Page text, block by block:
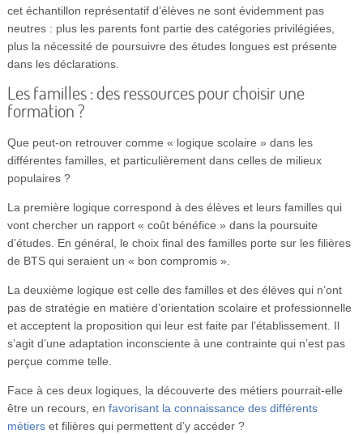
cet échantillon représentatif d’élèves ne sont évidemment pas
neutres : plus les parents font partie des catégories privilégiées,
plus la nécessité de poursuivre des études longues est présente
dans les déclarations.
Les familles : des ressources pour choisir une
formation ?
Que peut-on retrouver comme « logique scolaire » dans les
différentes familles, et particulièrement dans celles de milieux
populaires ?
La première logique correspond à des élèves et leurs familles qui
vont chercher un rapport « coût bénéfice » dans la poursuite
d’études. En général, le choix final des familles porte sur les filières
de BTS qui seraient un « bon compromis ».
La deuxième logique est celle des familles et des élèves qui n’ont
pas de stratégie en matière d’orientation scolaire et professionnelle
et acceptent la proposition qui leur est faite par l’établissement. Il
s’agit d’une adaptation inconsciente à une contrainte qui n’est pas
perçue comme telle.
Face à ces deux logiques, la découverte des métiers pourrait-elle
être un recours, en favorisant la connaissance des différents
métierset filières qui permettent d’y accéder ?